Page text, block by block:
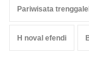
Pariwisata
H noval efendi